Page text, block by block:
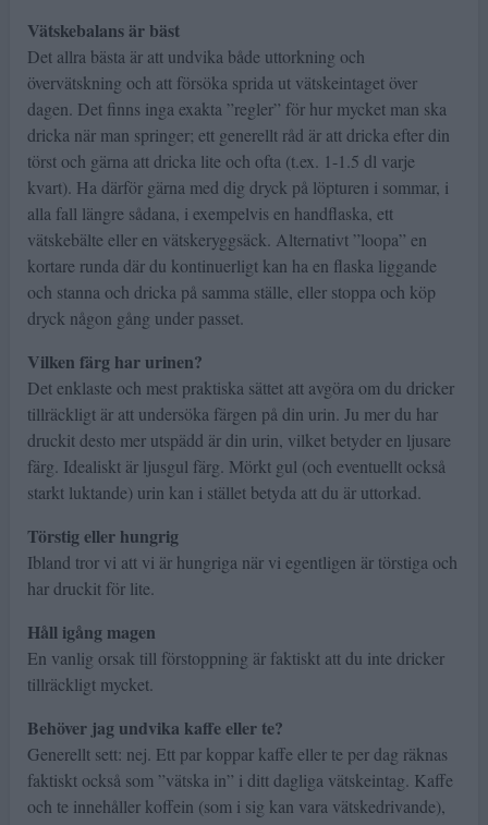
Vätskebalans är bäst
Det allra bästa är att undvika både uttorkning och
övervätskning och att försöka sprida ut vätskeintaget över
dagen. Det finns inga exakta ”regler” för hur mycket man ska
dricka när man springer; ett generellt råd är att dricka efter din
törst och gärna att dricka lite och ofta (t.ex. 1-1.5 dl varje
kvart). Ha därför gärna med dig dryck på löpturen i sommar, i
alla fall längre sådana, i exempelvis en handflaska, ett
vätskebälte eller en vätskeryggsäck. Alternativt ”loopa” en
kortare runda där du kontinuerligt kan ha en flaska liggande
och stanna och dricka på samma ställe, eller stoppa och köp
dryck någon gång under passet.
Vilken färg har urinen?
Det enklaste och mest praktiska sättet att avgöra om du dricker
tillräckligt är att undersöka färgen på din urin. Ju mer du har
druckit desto mer utspädd är din urin, vilket betyder en ljusare
färg. Idealiskt är ljusgul färg. Mörkt gul (och eventuellt också
starkt luktande) urin kan i stället betyda att du är uttorkad.
Törstig eller hungrig
Ibland tror vi att vi är hungriga när vi egentligen är törstiga och
har druckit för lite.
Håll igång magen
En vanlig orsak till förstoppning är faktiskt att du inte dricker
tillräckligt mycket.
Behöver jag undvika kaffe eller te?
Generellt sett: nej. Ett par koppar kaffe eller te per dag räknas
faktiskt också som ”vätska in” i ditt dagliga vätskeintag. Kaffe
och te innehåller koffein (som i sig kan vara vätskedrivande),